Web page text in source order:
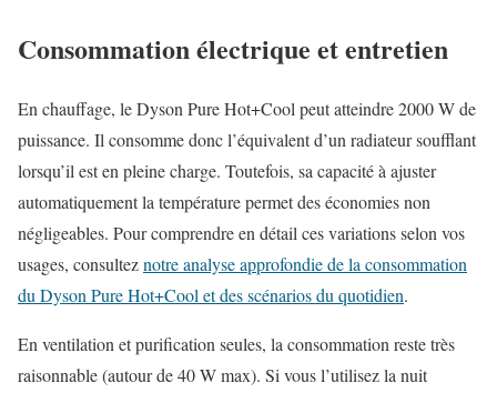
Consommation électrique et entretien
En chauffage, le Dyson Pure Hot+Cool peut atteindre 2000 W de
puissance. Il consomme donc l’équivalent d’un radiateur soufflant
lorsqu’il est en pleine charge. Toutefois, sa capacité à ajuster
automatiquement la température permet des économies non
négligeables. Pour comprendre en détail ces variations selon vos
usages, consulteznotre analyse approfondie de la consommation
du Dyson Pure Hot+Cool et des scénarios du quotidien.
En ventilation et purification seules, la consommation reste très
raisonnable (autour de 40 W max). Si vous l’utilisez la nuit